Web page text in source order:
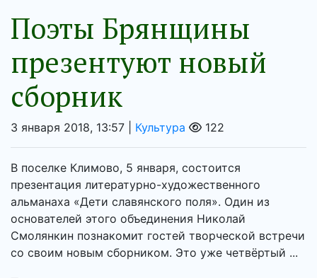
Поэты Брянщины
презентуют новый
сборник
3 января 2018, 13:57 | Культура 122
В поселке Климово, 5 января, состоится
презентация литературно-художественного
альманаха «Дети славянского поля». Один из
основателей этого объединения Николай
Смолянкин познакомит гостей творческой встречи
со своим новым сборником. Это уже четвёртый ...